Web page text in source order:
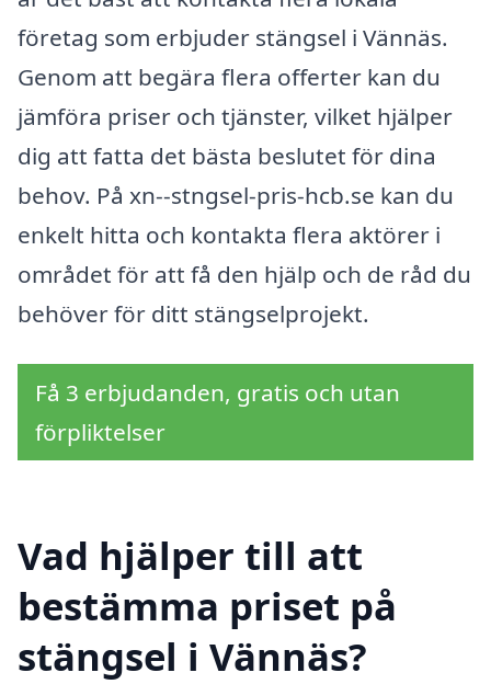
företag som erbjuder stängsel i Vännäs.
Genom att begära flera offerter kan du
jämföra priser och tjänster, vilket hjälper
dig att fatta det bästa beslutet för dina
behov. På xn--stngsel-pris-hcb.se kan du
enkelt hitta och kontakta flera aktörer i
området för att få den hjälp och de råd du
behöver för ditt stängselprojekt.
Få 3 erbjudanden, gratis och utan
förpliktelser
Vad hjälper till att
bestämma priset på
stängsel i Vännäs?